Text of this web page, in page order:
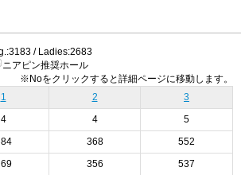
/ Ladies:2683
ニアピン推奨ホール
※Noをクリックすると詳細ページに移動します。
1 2 3
4 4 5
368 552
356 537